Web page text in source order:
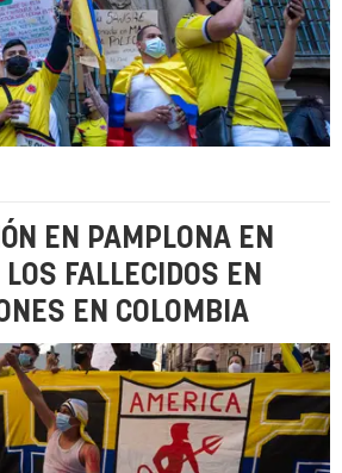
EN PAMPLONA EN
FALLECIDOS EN
EN COLOMBIA